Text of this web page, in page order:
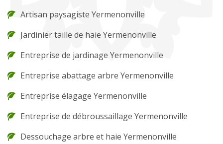
Artisan paysagiste Yermenonville
Jardinier taille de haie Yermenonville
Entreprise de jardinage Yermenonville
Entreprise abattage arbre Yermenonville
Entreprise élagage Yermenonville
Entreprise de débroussaillage Yermenonville
Dessouchage arbre et haie Yermenonville